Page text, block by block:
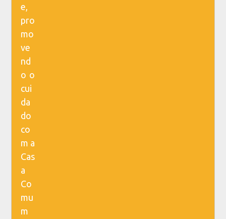
e,
pro
mo
ve
nd
o o
cui
da
do
co
m a
Cas
a
Co
mu
m